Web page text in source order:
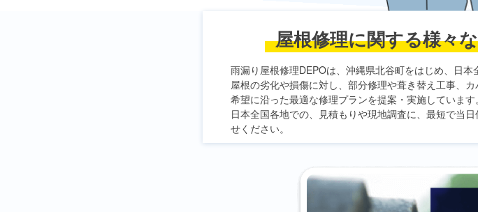
屋根修理に関する様々
雨漏り屋根修理DEPOは、沖縄県北谷町をはじめ、日本
屋根の劣化や損傷に対し、部分修理や葺き替え工事、
希望に沿った最適な修理プランを提案・実施しています。
日本全国各地での、見積もりや現地調査に、最短で当
せください。